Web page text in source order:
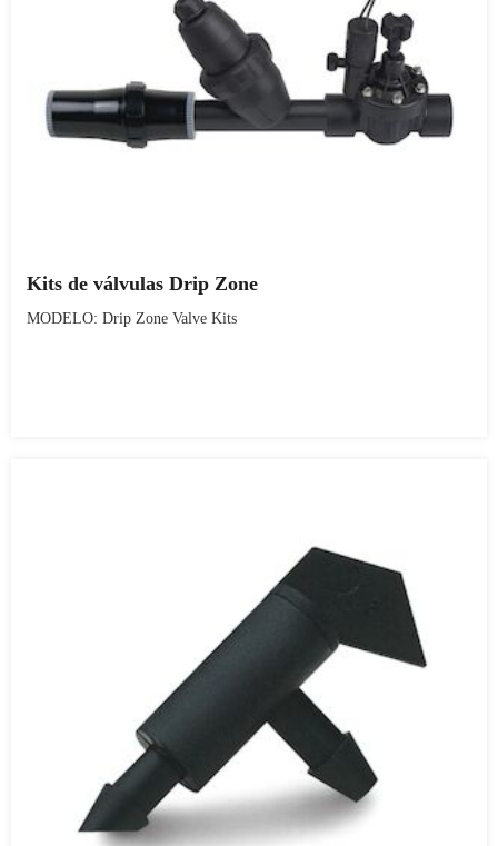
Kits de válvulas Drip Zone
MODELO: Drip Zone Valve Kits